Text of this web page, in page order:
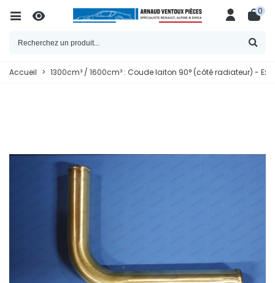
0
Accueil > 1300cm³ / 1600cm³ : Coude laiton 90° (côté radiateur) -